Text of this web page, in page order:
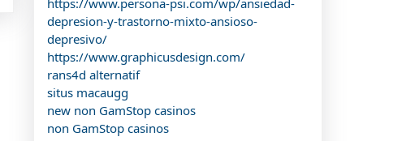
https://www.persona-psi.com/wp/ansiedad-
depresion-y-trastorno-mixto-ansioso-
depresivo/
https://www.graphicusdesign.com/
rans4d alternatif
situs macaugg
new non GamStop casinos
non GamStop casinos